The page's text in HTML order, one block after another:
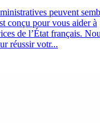
peuvent
conçu pour vous aider à
de l’État français.
réussir votr...